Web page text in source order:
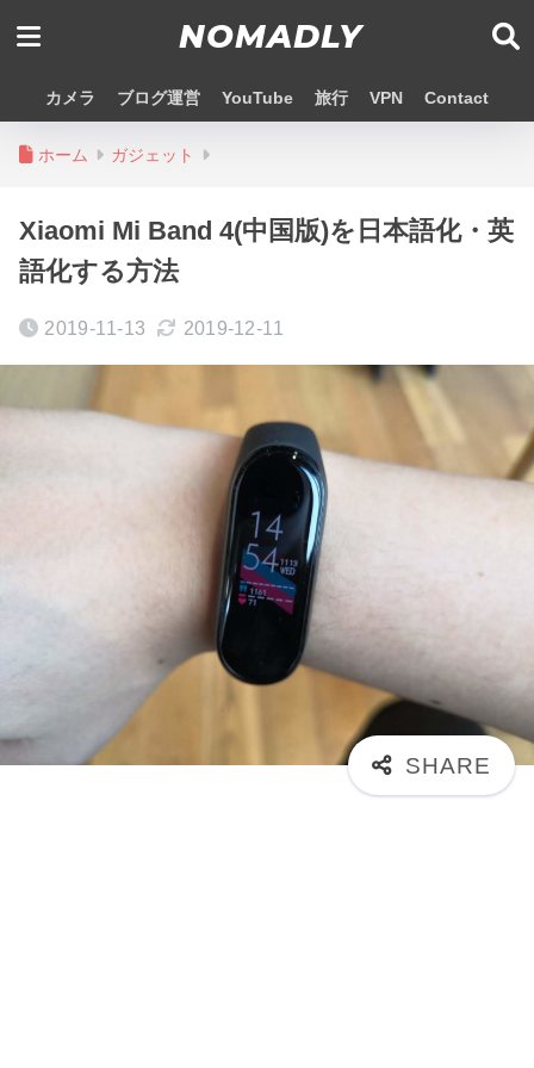
NOMADLY
カメラ ブログ運営 YouTube 旅行 VPN Contact
ホーム ガジェット
Xiaomi Mi Band 4(中国版)を日本語化・英
語化する方法
2019-11-13 2019-12-11